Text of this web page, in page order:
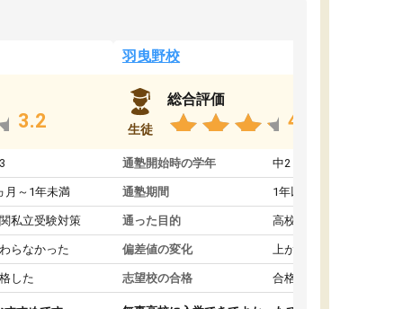
3.2
月～1年未満
私立受験対策
らなかった
した
羽曳野校
生徒
総合評価
4.6
通塾開始時の学年 中2
通塾期間 1年以上
通った目的 高校受験対策
偏差値の変化 上がった
志望校の合格 合格した